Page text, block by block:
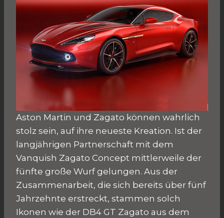
Aston Martin und Zagato können wahrlich
stolz sein, auf ihre neueste Kreation. Ist der
langjährigen Partnerschaft mit dem
Vanquish Zagato Concept mittlerweile der
fünfte große Wurf gelungen. Aus der
Zusammenarbeit, die sich bereits über fünf
Jahrzehnte erstreckt, stammen solch
Ikonen wie der DB4 GT Zagato aus dem